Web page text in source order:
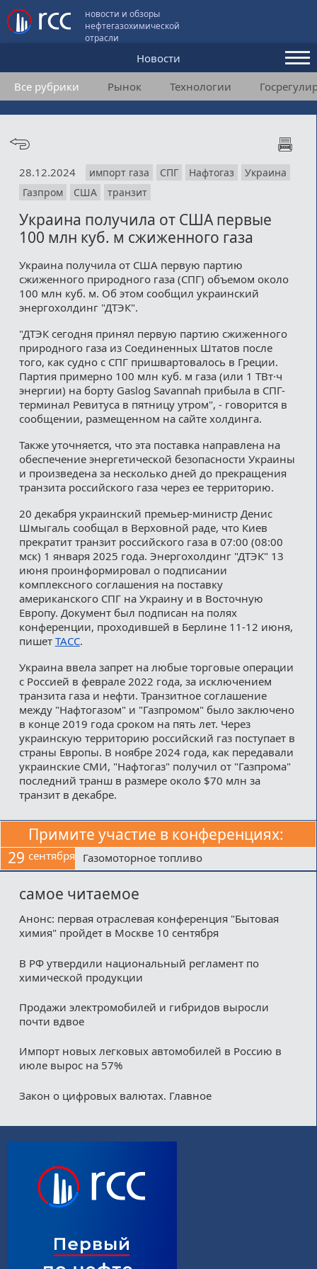
новости и обзоры
нефтегазохимической
отрасли
Новости
Аналитика и мнения
Конференции
Подписка
Пользовательское соглашение
Медиакит
Контакты
Все рубрики Рынок Технологии
28.12.2024 импорт газа СПГ Нафтогаз
Украина
Газпром
США транзит
Украина получила от США первые
100 млн куб. м сжиженного газа
Украина получила от США первую партию
сжиженного природного газа (СПГ) объемом около
100 млн куб. м. Об этом сообщил украинский
энергохолдинг "ДТЭК".
"ДТЭК сегодня принял первую партию сжиженного
природного газа из Соединенных Штатов после
того, как судно с СПГ пришвартовалось в Греции.
Партия примерно 100 млн куб. м газа (или 1 ТВт·ч
энергии) на борту Gaslog Savannah прибыла в СПГ-
терминал Ревитуса в пятницу утром", - говорится в
сообщении, размещенном на сайте холдинга.
Также уточняется, что эта поставка направлена на
обеспечение энергетической безопасности Украины
и произведена за несколько дней до прекращения
транзита российского газа через ее территорию.
20 декабря украинский премьер-министр Денис
Шмыгаль сообщал в Верховной раде, что Киев
прекратит транзит российского газа в 07:00 (08:00
мск) 1 января 2025 года. Энергохолдинг "ДТЭК" 13
июня проинформировал о подписании
комплексного соглашения на поставку
американского СПГ на Украину и в Восточную
Европу. Документ был подписан на полях
конференции, проходившей в Берлине 11-12 июня,
пишет ТАСС.
Украина ввела запрет на любые торговые операции
с Россией в феврале 2022 года, за исключением
транзита газа и нефти. Транзитное соглашение
между "Нафтогазом" и "Газпромом" было заключено
в конце 2019 года сроком на пять лет. Через
украинскую территорию российский газ поступает в
страны Европы. В ноябре 2024 года, как передавали
украинские СМИ, "Нафтогаз" получил от "Газпрома"
последний транш в размере около $70 млн за
транзит в декабре.
Примите участие в конференциях:
29 сентября Газомоторное топливо
самое читаемое
Анонс: первая отраслевая конференция "Бытовая
химия" пройдет в Москве 10 сентября
В РФ утвердили национальный регламент по
химической продукции
Продажи электромобилей и гибридов выросли
почти вдвое
Импорт новых легковых автомобилей в Россию в
июле вырос на 57%
Закон о цифровых валютах. Главное